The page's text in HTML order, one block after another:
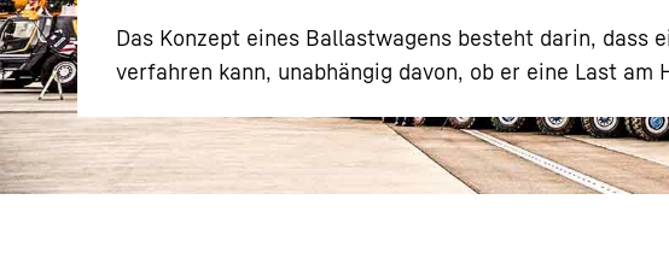
Das Konzept eines Ballastwagens besteht darin, dass
verfahren kann, unabhängig davon, ob er eine Last am